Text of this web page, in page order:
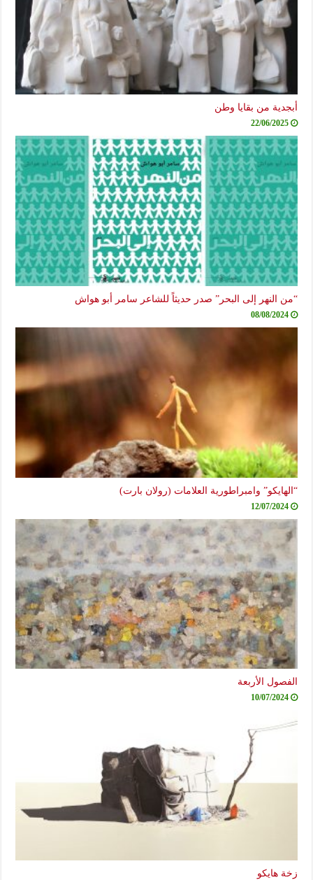
أبجدية من بقايا وطن
22/06/2025
“من النهر إلى البحر” صدر حديثاً للشاعر سامر أبو هواش
08/08/2024
“الهايكو” وامبراطورية العلامات (رولان بارت)
12/07/2024
الفصول الأربعة
10/07/2024
زخة هايكو